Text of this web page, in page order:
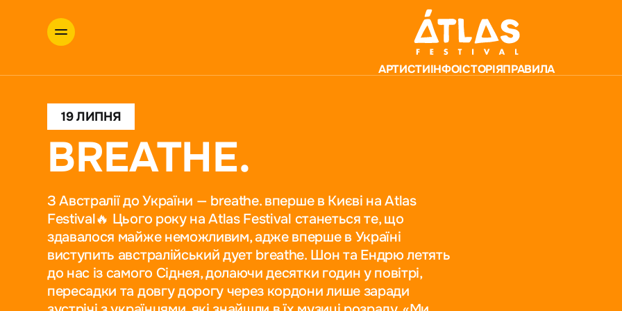
АРТИСТИІНФОІСТОРІЯПРАВИЛА
19 ЛИПНЯ
BREATHE.
З Австралії до України — breathe. вперше в Києві на Atlas
Festival🔥 Цього року на Atlas Festival станеться те, що
здавалося майже неможливим, адже вперше в Україні
виступить австралійський дует breathe. Шон та Ендрю летять
до нас із самого Сіднея, долаючи десятки годин у повітрі,
пересадки та довгу дорогу через кордони лише заради